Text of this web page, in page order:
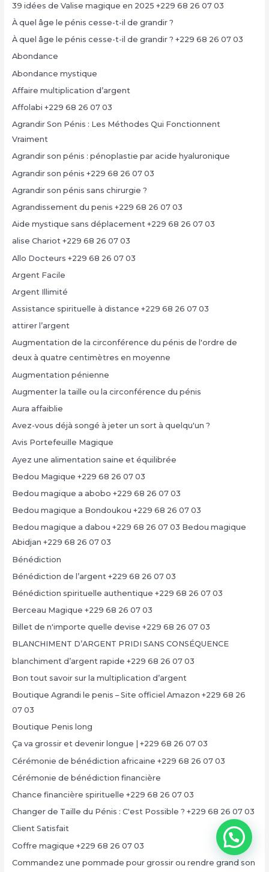
39 idées de Valise magique en 2025 +229 68 26 07 03
À quel âge le pénis cesse-t-il de grandir ?
À quel âge le pénis cesse-t-il de grandir ? +229 68 26 07 03
Abondance
Abondance mystique
Affaire multiplication d’argent
Affolabi +229 68 26 07 03
Agrandir Son Pénis : Les Méthodes Qui Fonctionnent
Vraiment
Agrandir son pénis : pénoplastie par acide hyaluronique
Agrandir son pénis +229 68 26 07 03
Agrandir son pénis sans chirurgie ?
Agrandissement du penis +229 68 26 07 03
Aide mystique sans déplacement +229 68 26 07 03
alise Chariot +229 68 26 07 03
Allo Docteurs +229 68 26 07 03
Argent Facile
Argent Illimité
Assistance spirituelle à distance +229 68 26 07 03
attirer l’argent
Augmentation de la circonférence du pénis de l'ordre de
deux à quatre centimètres en moyenne
Augmentation pénienne
Augmenter la taille ou la circonférence du pénis
Aura affaiblie
Avez-vous déjà songé à jeter un sort à quelqu'un ?
Avis Portefeuille Magique
Ayez une alimentation saine et équilibrée
Bedou Magique +229 68 26 07 03
Bedou magique a abobo +229 68 26 07 03
Bedou magique a Bondoukou +229 68 26 07 03
Bedou magique a dabou +229 68 26 07 03 Bedou magique
Abidjan +229 68 26 07 03
Bénédiction
Bénédiction de l’argent +229 68 26 07 03
Bénédiction spirituelle authentique +229 68 26 07 03
Berceau Magique +229 68 26 07 03
Billet de n'importe quelle devise +229 68 26 07 03
BLANCHIMENT D’ARGENT PRIDI SANS CONSÉQUENCE
blanchiment d’argent rapide +229 68 26 07 03
Bon tout savoir sur la multiplication d’argent
Boutique Agrandi le penis – Site officiel Amazon +229 68 26
07 03
Boutique Penis long
Ça va grossir et devenir longue | +229 68 26 07 03
Cérémonie de bénédiction africaine +229 68 26 07 03
Cérémonie de bénédiction financière
Chance financière spirituelle +229 68 26 07 03
Changer de Taille du Pénis : C'est Possible ? +229 68 26 07 03
Client Satisfait
Coffre magique +229 68 26 07 03
Commandez une pommade pour grossir ou rendre grand son